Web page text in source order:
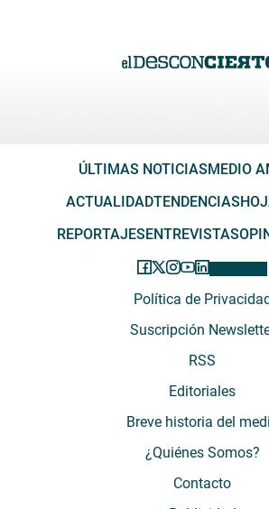
ÚLTIMAS NOTICIASMEDIO
ACTUALIDADTENDENCIAS
REPORTAJESENTREVISTAS
Política de
Suscripción
RSS
Editoriales
Breve historia del
¿Quiénes Somos?
Contacto